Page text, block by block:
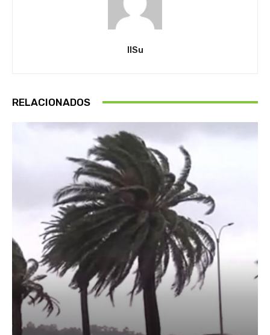
IlSu
RELACIONADOS